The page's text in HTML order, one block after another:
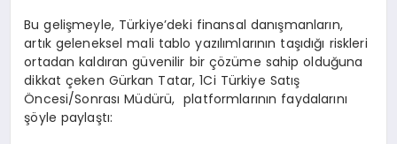
Bu gelişmeyle, Türkiye’deki finansal danışmanların,
artık geleneksel mali tablo yazılımlarının taşıdığı riskleri
ortadan kaldıran güvenilir bir çözüme sahip olduğuna
dikkat çeken Gürkan Tatar, 1Ci Türkiye Satış
Öncesi/Sonrası Müdürü, platformlarının faydalarını
şöyle paylaştı: